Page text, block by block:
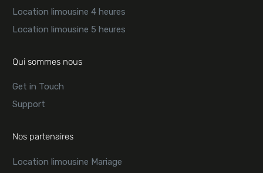
Location limousine 4 heures
Location limousine 5 heures
Qui sommes nous
Get in Touch
Support
Nos partenaires
Location limousine Mariage